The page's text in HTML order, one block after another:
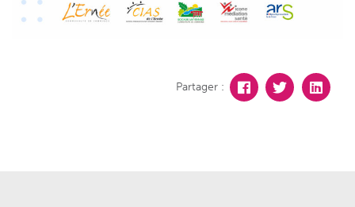
Partager :